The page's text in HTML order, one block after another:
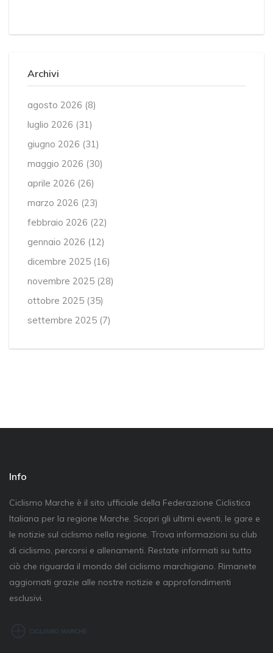
Archivi
agosto 2026 (8)
luglio 2026 (31)
giugno 2026 (31)
maggio 2026 (30)
aprile 2026 (26)
marzo 2026 (23)
febbraio 2026 (22)
gennaio 2026 (12)
dicembre 2025 (16)
novembre 2025 (28)
ottobre 2025 (35)
settembre 2025 (7)
Info
Ciclismo Marche è il sito ufficiale della Federazione Ciclistica
Italiana per la regione Marche. Scopri gli ultimi eventi, le gare e
le notizie sul ciclismo nella regione. Trova informazioni su club
di ciclismo, percorsi e allenamenti. Restate informati su tutto
ciò che riguarda il mondo del ciclismo marchigiano. Rimanete
aggiornati grazie alle nostre notizie e approfondimenti
esclusivi.